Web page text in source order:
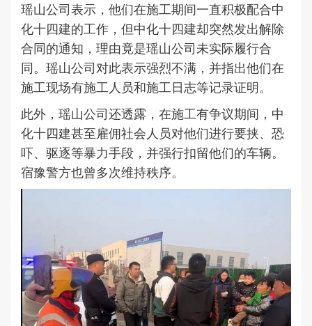
瑶山公司表示，他们在施工期间一直积极配合中
化十四建的工作，但中化十四建却突然发出解除
合同的通知，理由竟是瑶山公司未实际履行合
同。瑶山公司对此表示强烈不满，并指出他们在
施工现场有施工人员和施工日志等记录证明。
此外，瑶山公司还透露，在施工有争议期间，中
化十四建甚至雇佣社会人员对他们进行要挟、恐
吓、驱逐等暴力手段，并强行扣留他们的车辆。
宿豫警方也曾多次维持秩序。